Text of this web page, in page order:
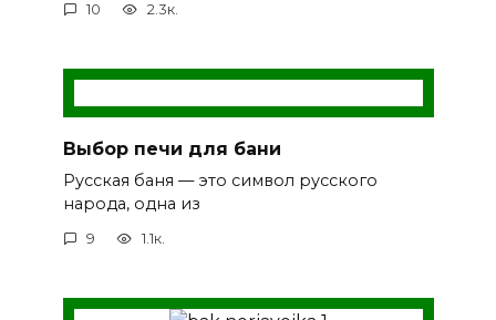
10 2.3к.
Выбор печи для бани
Русская баня — это символ русского
народа, одна из
9 1.1к.